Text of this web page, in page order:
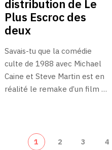
distribution de Le
Plus Escroc des
deux
Savais-tu que la comédie
culte de 1988 avec Michael
Caine et Steve Martin est en
réalité le remake d’un film …
NAVIGATION
1 2 3 4